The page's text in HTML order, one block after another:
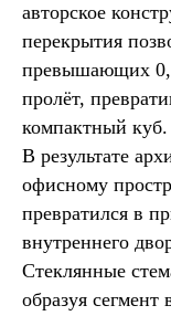
авторское
перекрытия
превышающих
пролёт,
компактный куб.
В результате
офисному
превратился в
внутреннего
Стеклянные
образуя сегмент